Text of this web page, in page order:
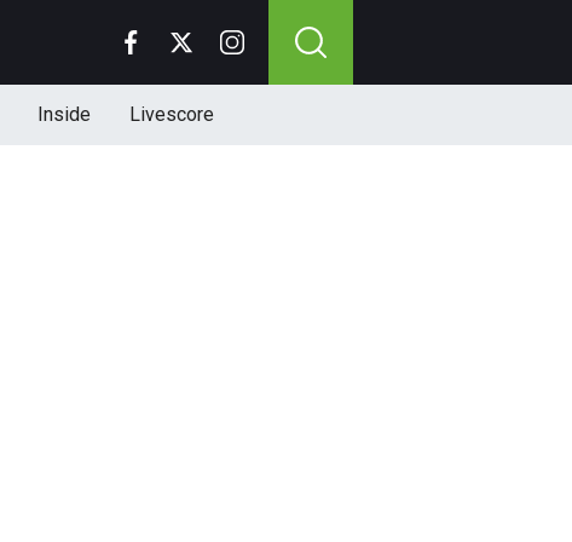
Inside Livescore